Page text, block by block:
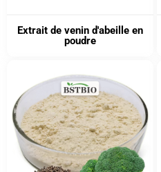
Extrait de venin d'abeille en
poudre